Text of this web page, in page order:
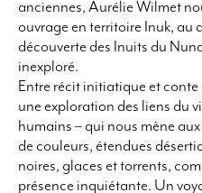
anciennes, Aurélie Wilmet
ouvrage en territoire Inuk, au
découverte des Inuits du
inexploré.
Entre récit initiatique et conte
une exploration des liens du
humains – qui nous mène
de couleurs, étendues
noires, glaces et torrents,
présence inquiétante. Un